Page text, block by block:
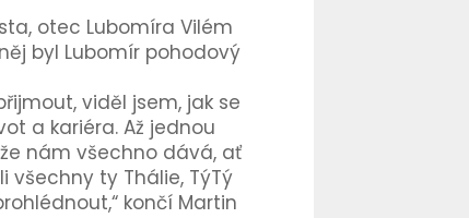
otec Lubomíra Vilém
byl Lubomír pohodový
viděl jsem, jak se
a kariéra. Až jednou
nám všechno dává, ať
všechny ty Thálie, TýTý
končí Martin